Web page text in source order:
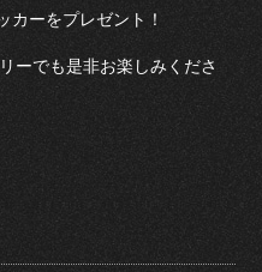
カーをプレゼント！
ーでも是非お楽しみくださ